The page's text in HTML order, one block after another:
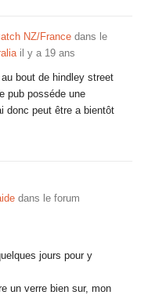
NZ/France dans le
il y a 19 ans
bout de hindley street
pub posséde une
donc peut être a bientôt
dans le forum
jours pour y
un verre bien sur, mon